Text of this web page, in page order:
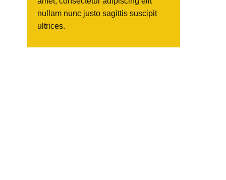
nullam nunc justo sagittis suscipit
ultrices.